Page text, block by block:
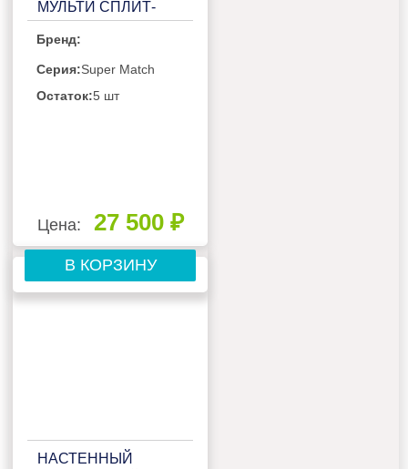
МУЛЬТИ СПЛИТ-
LEADER SUPER
MATCH
AS18TS5HRA-M
Бренд:
Серия:Super Match
Остаток:5 шт
Цена: 27 500 ₽
В КОРЗИНУ
НАСТЕННЫЙ